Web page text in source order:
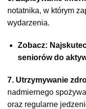
notatnika, w którym
wydarzenia.
Zobacz:
seniorów do
7. Utrzymywanie
nadmiernego
oraz regularne